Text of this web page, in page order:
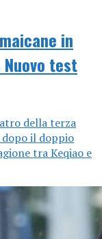
in
Nuovo test
della terza
dopo il doppio
tra Keqiao e